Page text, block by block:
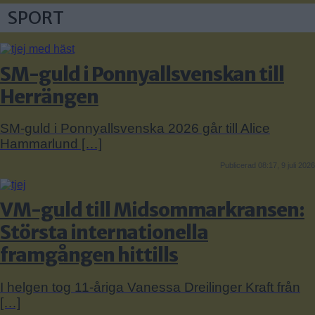
SPORT
SM-guld i Ponnyallsvenskan till
Herrängen
SM-guld i Ponnyallsvenska 2026 går till Alice
Hammarlund […]
Publicerad 08:17, 9 juli 2026
VM-guld till Midsommarkransen:
Största internationella
framgången hittills
I helgen tog 11-åriga Vanessa Dreilinger Kraft från
[…]